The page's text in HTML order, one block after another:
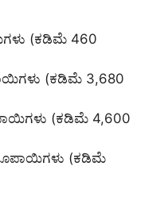
(ಕಡಿಮೆ 460
(ಕಡಿಮೆ 3,680
(ಕಡಿಮೆ 4,600
ರೂಪಾಯಿಗಳು (ಕಡಿಮೆ